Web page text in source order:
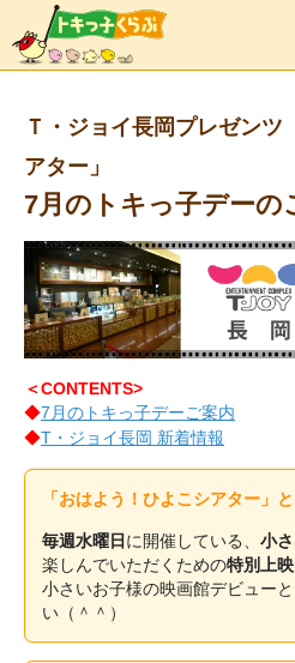
Ｔ・ジョイ長岡プレゼンツ
アター」
7月のトキっ子デーの
＜CONTENTS>
◆7月のトキっ子デーご案内
◆T・ジョイ長岡 新着情報
「おはよう！ひよこシアター」
毎週水曜日 に開催している、小
楽しんでいただくための特別上映
小さいお子様の映画館デビュー
い（＾＾）